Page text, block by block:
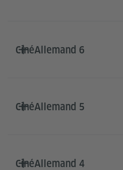
CinéAllemand 6
CinéAllemand 5
CinéAllemand 4